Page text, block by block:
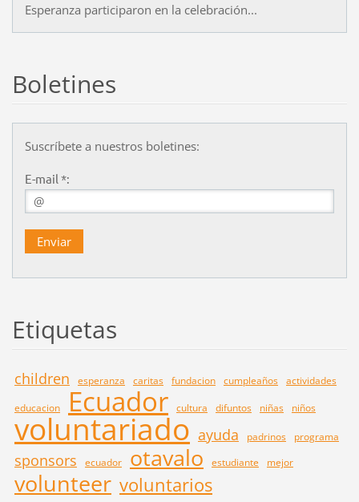
Esperanza participaron en la celebración...
Boletines
Suscríbete a nuestros boletines:
E-mail *:
Etiquetas
children esperanza caritas fundacion cumpleaños actividades
educacion
Ecuador cultura difuntos niñas niños
voluntariado ayuda padrinos programa
sponsors ecuador otavalo estudiante mejor
volunteer voluntarios